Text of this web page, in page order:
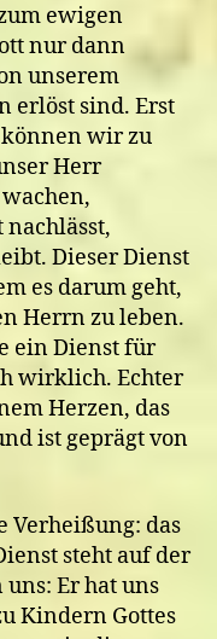
ewigen
nur dann
unserem
erlöst sind. Erst
können wir zu
Herr
Dieser Dienst
es darum geht,
Herrn zu leben.
ein Dienst für
wirklich. Echter
Herzen, das
ist geprägt von
Verheißung: das
steht auf der
uns: Er hat uns
Kindern Gottes